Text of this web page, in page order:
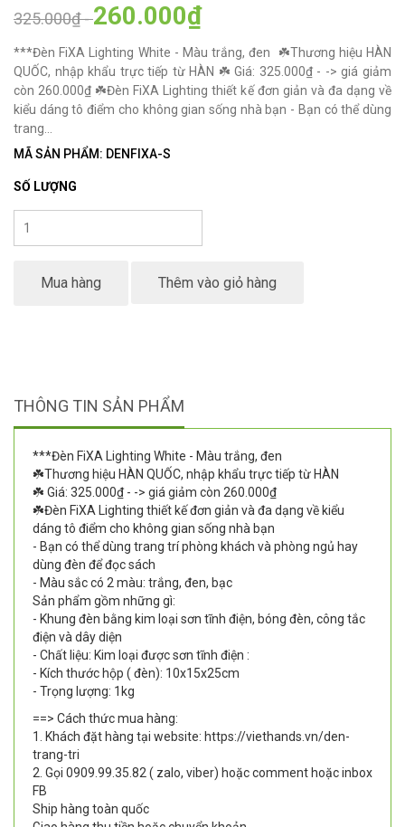
325.000₫-260.000₫
***Đèn FiXA Lighting White - Màu trắng, đen ☘️Thương hiệu HÀN
QUỐC, nhập khẩu trực tiếp từ HÀN ☘️ Giá: 325.000₫ - -> giá giảm
còn 260.000₫ ☘️Đèn FiXA Lighting thiết kế đơn giản và đa dạng về
kiểu dáng tô điểm cho không gian sống nhà bạn - Bạn có thể dùng
trang...
MÃ SẢN PHẨM: DENFIXA-S
SỐ LƯỢNG
Mua hàng Thêm vào giỏ hàng
THÔNG TIN SẢN PHẨM
***Đèn FiXA Lighting White - Màu trắng, đen
☘️Thương hiệu HÀN QUỐC, nhập khẩu trực tiếp từ HÀN
☘️ Giá: 325.000₫ - -> giá giảm còn 260.000₫
☘️Đèn FiXA Lighting thiết kế đơn giản và đa dạng về kiểu
dáng tô điểm cho không gian sống nhà bạn
- Bạn có thể dùng trang trí phòng khách và phòng ngủ hay
dùng đèn để đọc sách
- Màu sắc có 2 màu: trắng, đen, bạc
Sản phẩm gồm những gì:
- Khung đèn bằng kim loại sơn tĩnh điện, bóng đèn, công tắc
điện và dây diện
- Chất liệu: Kim loại được sơn tĩnh điện :
- Kích thước hộp ( đèn): 10x15x25cm
- Trọng lượng: 1kg
==> Cách thức mua hàng:
1. Khách đặt hàng tại website: https://viethands.vn/den-
trang-tri
2. Gọi 0909.99.35.82 ( zalo, viber) hoặc comment hoặc inbox
FB
Ship hàng toàn quốc